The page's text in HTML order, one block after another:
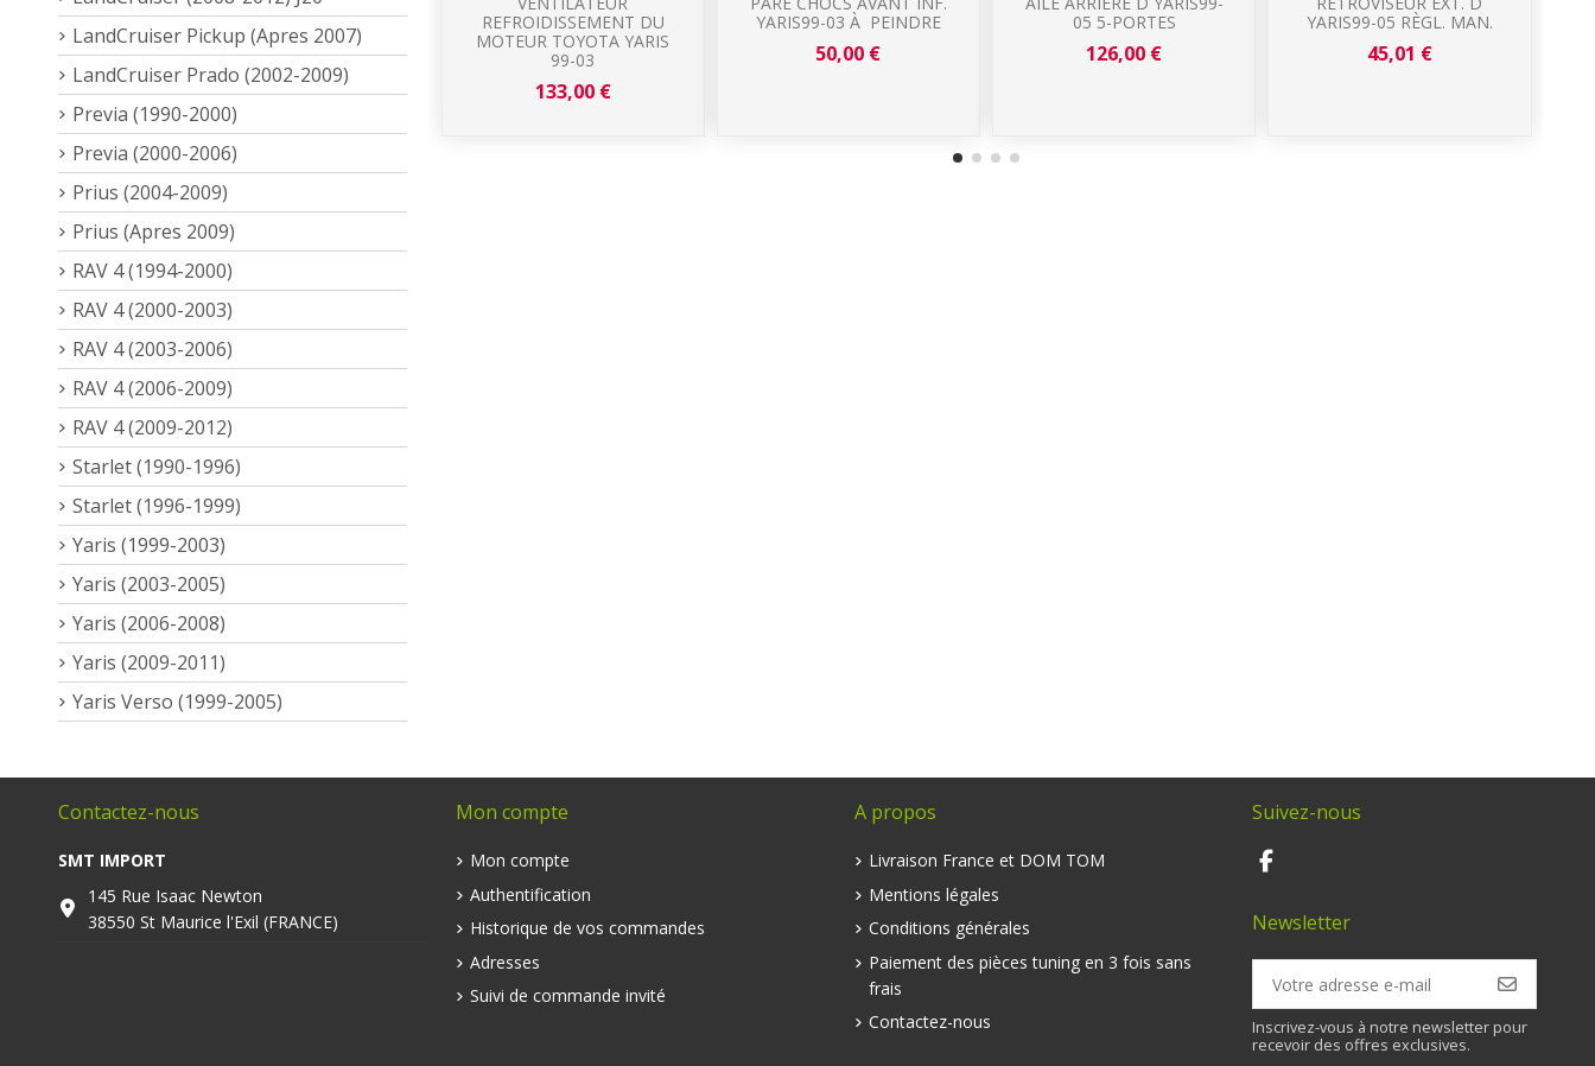
REFROIDISSEMENT DU
MOTEUR TOYOTA YARIS
99-03
133,00 €
YARIS99-03 À PEINDRE
50,00 €
05 5-PORTES
126,00 €
YARIS99-05 RÈGL. MAN.
45,01 €
LandCruiser Pickup (Apres 2007)
LandCruiser Prado (2002-2009)
Previa (1990-2000)
Previa (2000-2006)
Prius (2004-2009)
Prius (Apres 2009)
RAV 4 (1994-2000)
RAV 4 (2000-2003)
RAV 4 (2003-2006)
RAV 4 (2006-2009)
RAV 4 (2009-2012)
Starlet (1990-1996)
Starlet (1996-1999)
Yaris (1999-2003)
Yaris (2003-2005)
Yaris (2006-2008)
Yaris (2009-2011)
Yaris Verso (1999-2005)
Contactez-nous
SMT IMPORT
145 Rue Isaac Newton
38550 St Maurice l'Exil (FRANCE)
Mon compte
Mon compte
Authentification
Historique de vos commandes
Adresses
Suivi de commande invité
A propos
Livraison France et DOM TOM
Mentions légales
Conditions générales
Paiement des pièces tuning en 3 fois sans
frais
Contactez-nous
Suivez-nous
Newsletter
Inscrivez-vous à notre newsletter pour
recevoir des offres exclusives.